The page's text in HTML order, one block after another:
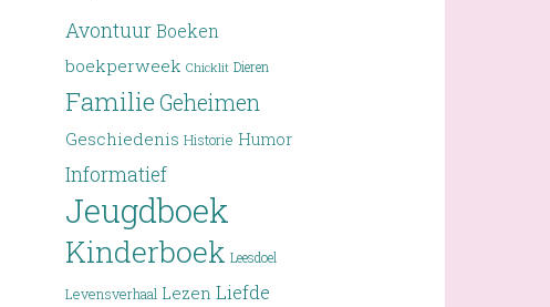
Avontuur Boeken
boekperweek Chicklit Dieren
Familie Geheimen
Geschiedenis Historie Humor
Informatief
Jeugdboek
Kinderboek Leesdoel
Levensverhaal Lezen Liefde